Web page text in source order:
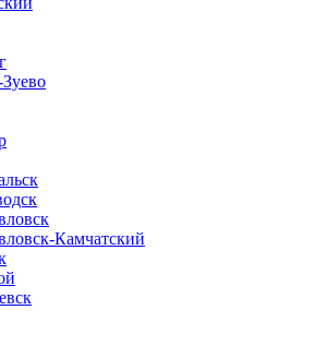
Камчатский